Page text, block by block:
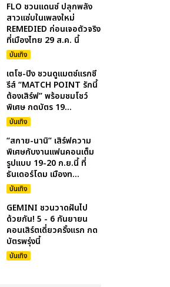
FLO ชวนแดนซ์ ปลุกพลัง
สาวแซ่บในเพลงใหม่
REMEDIED ก่อนเจอตัวจริง
ที่เมืองไทย 29 ส.ค. นี้
บันเทิง
เตโช-ปิง ชวนดูแมตซ์แรกซี
รีส์ “MATCH POINT รักนี้
ต้องเสิร์ฟ” พร้อมชมโชว์
พิเศษ กดบัตร 19...
บันเทิง
“สกาย-นานิ” เสิร์ฟความ
พิเศษกับงานแฟนคอนเต็ม
รูปแบบ 19-20 ก.ย.นี้ ที่
ธันเดอร์โดม เมืองท...
บันเทิง
GEMINI ชวนวาดฝันไป
ด้วยกัน! 5 - 6 กันยายน
คอนเสิร์ตเดี่ยวครั้งแรก กด
บัตรพรุ่งนี้
บันเทิง